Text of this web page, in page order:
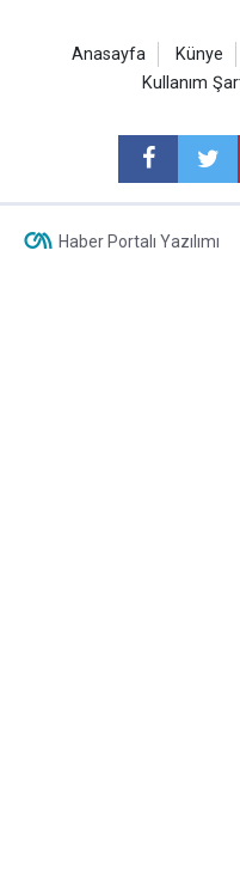
Anasayfa Künye
Kullanım
Haber Portalı Yazılımı